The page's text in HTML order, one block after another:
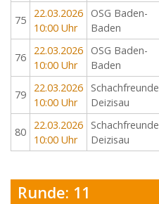
75
22.03.2026
10:00 Uhr
OSG Baden-
Baden
76
22.03.2026
10:00 Uhr
OSG Baden-
Baden
79
22.03.2026
10:00 Uhr
Schachfreunde
Deizisau
80
22.03.2026
10:00 Uhr
Schachfreunde
Deizisau
Runde: 11